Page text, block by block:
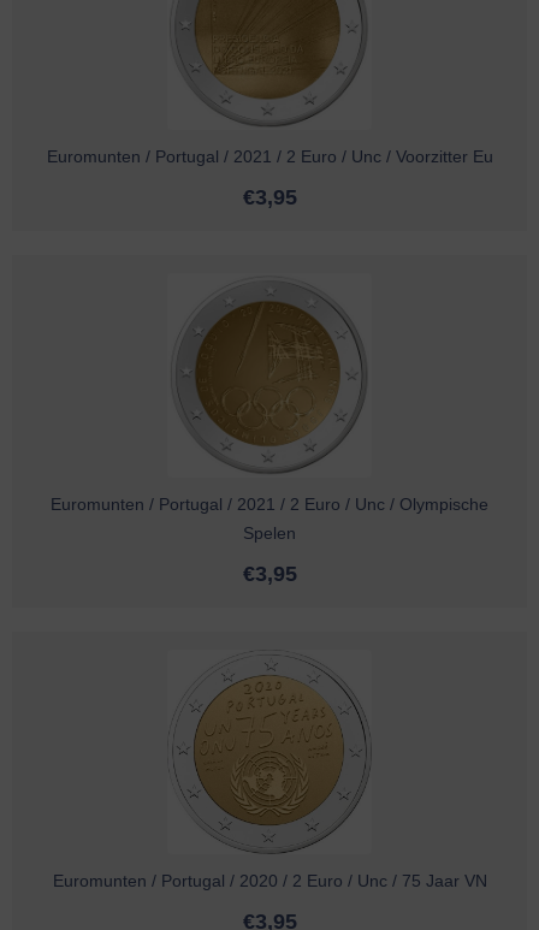
Euromunten / Portugal / 2021 / 2 Euro / Unc / Voorzitter Eu
€3,95
Euromunten / Portugal / 2021 / 2 Euro / Unc / Olympische
Spelen
€3,95
Euromunten / Portugal / 2020 / 2 Euro / Unc / 75 Jaar VN
€3,95